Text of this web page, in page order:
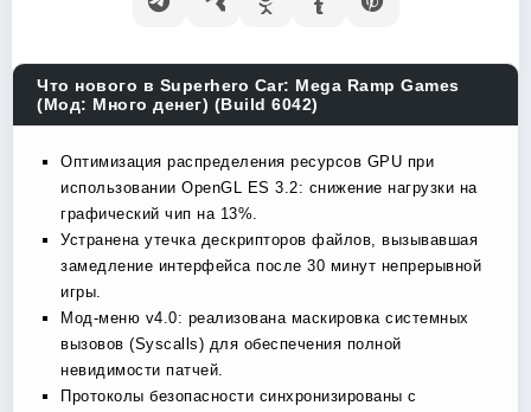
Что нового в Superhero Car: Mega Ramp Games
(Мод: Много денег) (Build 6042)
Оптимизация распределения ресурсов GPU при
использовании OpenGL ES 3.2: снижение нагрузки на
графический чип на 13%.
Устранена утечка дескрипторов файлов, вызывавшая
замедление интерфейса после 30 минут непрерывной
игры.
Мод-меню v4.0: реализована маскировка системных
вызовов (Syscalls) для обеспечения полной
невидимости патчей.
Протоколы безопасности синхронизированы с